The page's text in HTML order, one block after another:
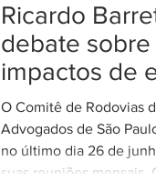
Ricardo
debate sobre
impactos de
climáticos
nas
rodovias
O Comitê de Rodovias
Advogados de São
no último dia 26 de
suas reuniões mensais.